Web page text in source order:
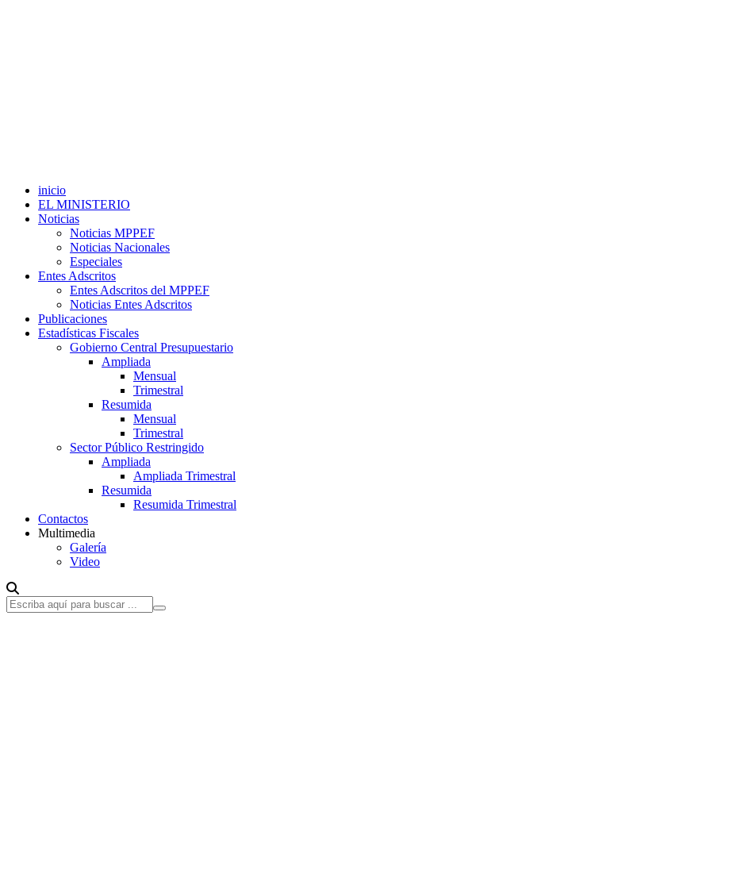
inicio
EL MINISTERIO
Noticias
Noticias MPPEF
Noticias Nacionales
Especiales
Entes Adscritos
Entes Adscritos del MPPEF
Noticias Entes Adscritos
Publicaciones
Estadísticas Fiscales
Gobierno Central Presupuestario
Ampliada
Mensual
Trimestral
Resumida
Mensual
Trimestral
Sector Público Restringido
Ampliada
Ampliada Trimestral
Resumida
Resumida Trimestral
Contactos
Multimedia
Galería
Video